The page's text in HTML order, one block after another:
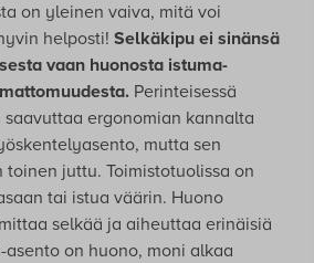
on yleinen vaiva, mitä voi
helposti! Selkäkipu ei sinänsä
vaan huonosta istuma-
Perinteisessä
ergonomian kannalta
mutta sen
juttu. Toimistotuolissa on
tai istua väärin. Huono
selkää ja aiheuttaa erinäisiä
on huono, moni alkaa